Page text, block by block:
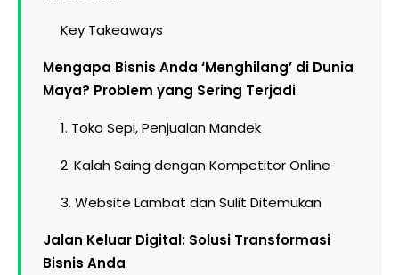
Key Takeaways
Mengapa Bisnis Anda ‘Menghilang’ di Dunia
Maya? Problem yang Sering Terjadi
1. Toko Sepi, Penjualan Mandek
2. Kalah Saing dengan Kompetitor Online
3. Website Lambat dan Sulit Ditemukan
Jalan Keluar Digital: Solusi Transformasi
Bisnis Anda